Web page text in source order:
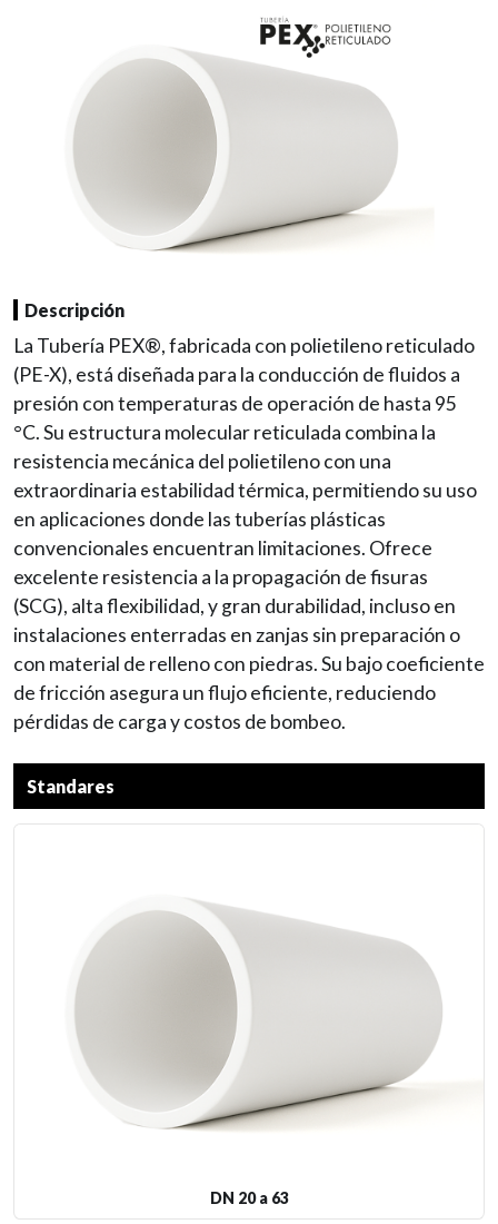
Descripción
La Tubería PEX®, fabricada con polietileno reticulado
(PE-X), está diseñada para la conducción de fluidos a
presión con temperaturas de operación de hasta 95
°C. Su estructura molecular reticulada combina la
resistencia mecánica del polietileno con una
extraordinaria estabilidad térmica, permitiendo su uso
en aplicaciones donde las tuberías plásticas
convencionales encuentran limitaciones. Ofrece
excelente resistencia a la propagación de fisuras
(SCG), alta flexibilidad, y gran durabilidad, incluso en
instalaciones enterradas en zanjas sin preparación o
con material de relleno con piedras. Su bajo coeficiente
de fricción asegura un flujo eficiente, reduciendo
pérdidas de carga y costos de bombeo.
Standares
DN 20 a 63